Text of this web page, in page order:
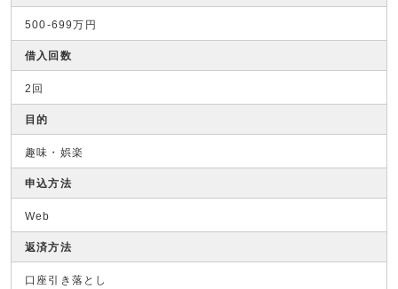
500-699万円
借入回数
2回
目的
趣味・娯楽
申込方法
Web
返済方法
口座引き落とし